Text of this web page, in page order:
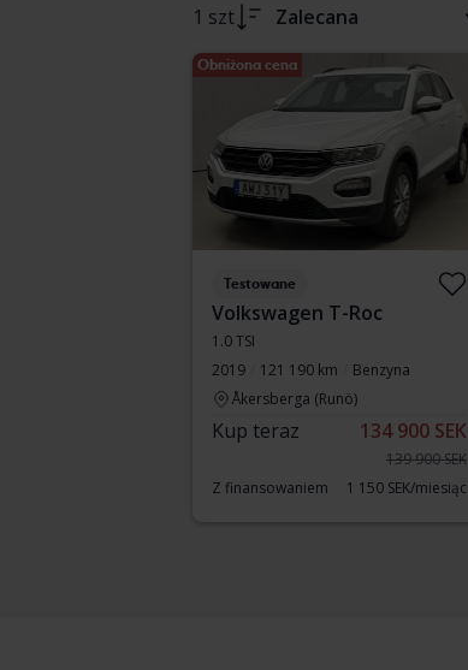
1 szt Zalecana
Obniżona cena
Testowane
Volkswagen T-Roc
1.0 TSI
2019
121 190 km
Benzyna
Åkersberga (Runö)
Kup teraz 134 900 SEK
139 900 SEK
Z finansowaniem
1 150 SEK/miesiąc